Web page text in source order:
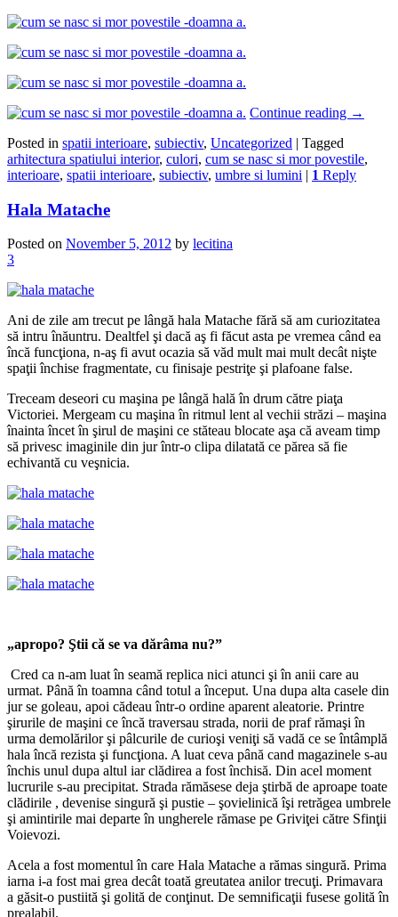
Continue reading →
Posted in spatii interioare, subiectiv, Uncategorized | Tagged
arhitectura spatiului interior, culori, cum se nasc si mor povestile,
interioare, spatii interioare, subiectiv, umbre si lumini | 1 Reply
Hala Matache
Posted on November 5, 2012 by lecitina
3
Ani de zile am trecut pe lângă hala Matache fără să am curiozitatea
să intru înăuntru. Dealtfel şi dacă aş fi făcut asta pe vremea când ea
încă funcţiona, n-aş fi avut ocazia să văd mult mai mult decât nişte
spaţii închise fragmentate, cu finisaje pestriţe şi plafoane false.
Treceam deseori cu maşina pe lângă hală în drum către piaţa
Victoriei. Mergeam cu maşina în ritmul lent al vechii străzi – maşina
înainta încet în şirul de maşini ce stăteau blocate aşa că aveam timp
să privesc imaginile din jur într-o clipa dilatată ce părea să fie
echivantă cu veşnicia.
„apropo? Ştii că se va dărâma nu?”
Cred ca n-am luat în seamă replica nici atunci şi în anii care au
urmat. Până în toamna când totul a început. Una dupa alta casele din
jur se goleau, apoi cădeau într-o ordine aparent aleatorie. Printre
şirurile de maşini ce încă traversau strada, norii de praf rămaşi în
urma demolărilor şi pâlcurile de curioşi veniţi să vadă ce se întâmplă
hala încă rezista şi funcţiona. A luat ceva până cand magazinele s-au
închis unul dupa altul iar clădirea a fost închisă. Din acel moment
lucrurile s-au precipitat. Strada rămăsese deja ştirbă de aproape toate
clădirile , devenise singură şi pustie – şovielinică îşi retrăgea umbrele
şi amintirile mai departe în ungherele rămase pe Griviţei către Sfinţii
Voievozi.
Acela a fost momentul în care Hala Matache a rămas singură. Prima
iarna i-a fost mai grea decât toată greutatea anilor trecuţi. Primavara
a găsit-o pustiită şi golită de conţinut. De semnificaţii fusese golită în
prealabil.